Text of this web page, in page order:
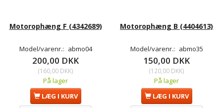
Motorophæng F (4342689)
Model/varenr.: abmo04
200,00 DKK
(160,00 DKK)
På lager
LÆG I KURV
Motorophæng B (4404613)
Model/varenr.: abmo35
150,00 DKK
(120,00 DKK)
På lager
LÆG I KURV